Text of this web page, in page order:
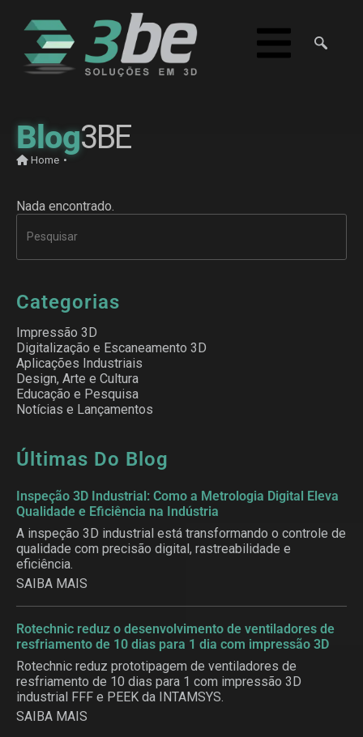
Blog3BE
Home •
Nada encontrado.
Categorias
Impressão 3D
Digitalização e Escaneamento 3D
Aplicações Industriais
Design, Arte e Cultura
Educação e Pesquisa
Notícias e Lançamentos
Últimas Do Blog
Inspeção 3D Industrial: Como a Metrologia Digital Eleva
Qualidade e Eficiência na Indústria
A inspeção 3D industrial está transformando o controle de
qualidade com precisão digital, rastreabilidade e
eficiência.
SAIBA MAIS
Rotechnic reduz o desenvolvimento de ventiladores de
resfriamento de 10 dias para 1 dia com impressão 3D
Rotechnic reduz prototipagem de ventiladores de
resfriamento de 10 dias para 1 com impressão 3D
industrial FFF e PEEK da INTAMSYS.
SAIBA MAIS